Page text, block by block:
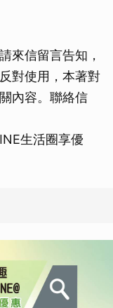
來信留言告知，
對使用，本著對
內容。聯絡信
生活圈享優